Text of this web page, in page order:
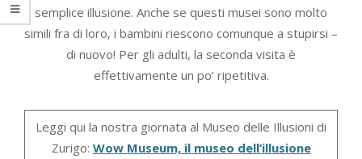
semplice illusione. Anche se questi musei sono molto
simili fra di loro, i bambini riescono comunque a stupirsi –
di nuovo! Per gli adulti, la seconda visita è
effettivamente un po’ ripetitiva.
Leggi qui la nostra giornata al Museo delle Illusioni di
Zurigo: Wow Museum, il museo dell’illusione